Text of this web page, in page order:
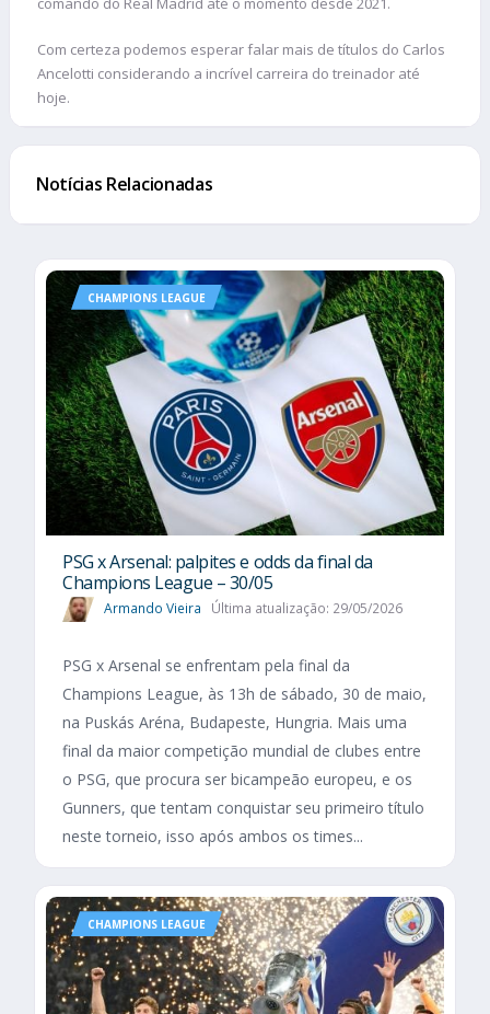
Com certeza podemos esperar falar mais de títulos do Carlos
Ancelotti considerando a incrível carreira do treinador até
hoje.
Notícias Relacionadas
CHAMPIONS LEAGUE
PSG x Arsenal: palpites e odds da final da
Champions League – 30/05
Armando Vieira Última atualização: 29/05/2026
PSG x Arsenal se enfrentam pela final da
Champions League, às 13h de sábado, 30 de maio,
na Puskás Aréna, Budapeste, Hungria. Mais uma
final da maior competição mundial de clubes entre
o PSG, que procura ser bicampeão europeu, e os
Gunners, que tentam conquistar seu primeiro título
neste torneio, isso após ambos os times...
CHAMPIONS LEAGUE